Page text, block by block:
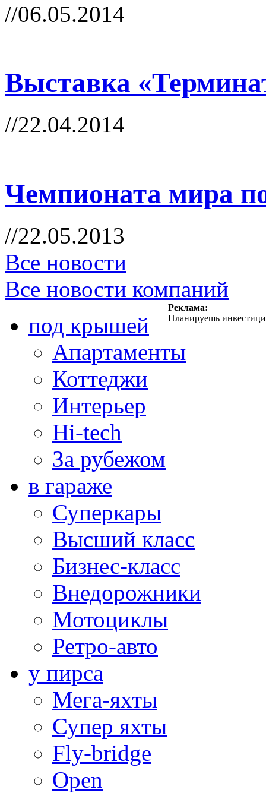
//06.05.2014
Выставка
//22.04.2014
Чемпионата мира
//22.05.2013
Все новости
Все новости компаний
Реклама:
Планируешь
под крышей
Апартаменты
Коттеджи
Интерьер
Hi-tech
За рубежом
в гараже
Суперкары
Высший класс
Бизнес-класс
Внедорожники
Мотоциклы
Ретро-авто
у пирса
Мега-яхты
Супер яхты
Fly-bridge
Open